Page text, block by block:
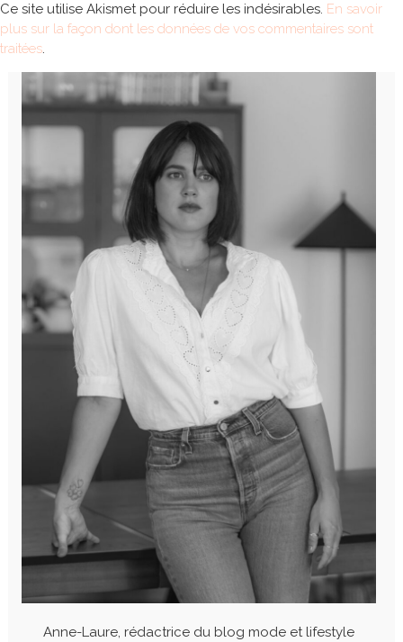
Ce site utilise Akismet pour réduire les indésirables. En savoir
plus sur la façon dont les données de vos commentaires sont
traitées.
Anne-Laure, rédactrice du blog mode et lifestyle